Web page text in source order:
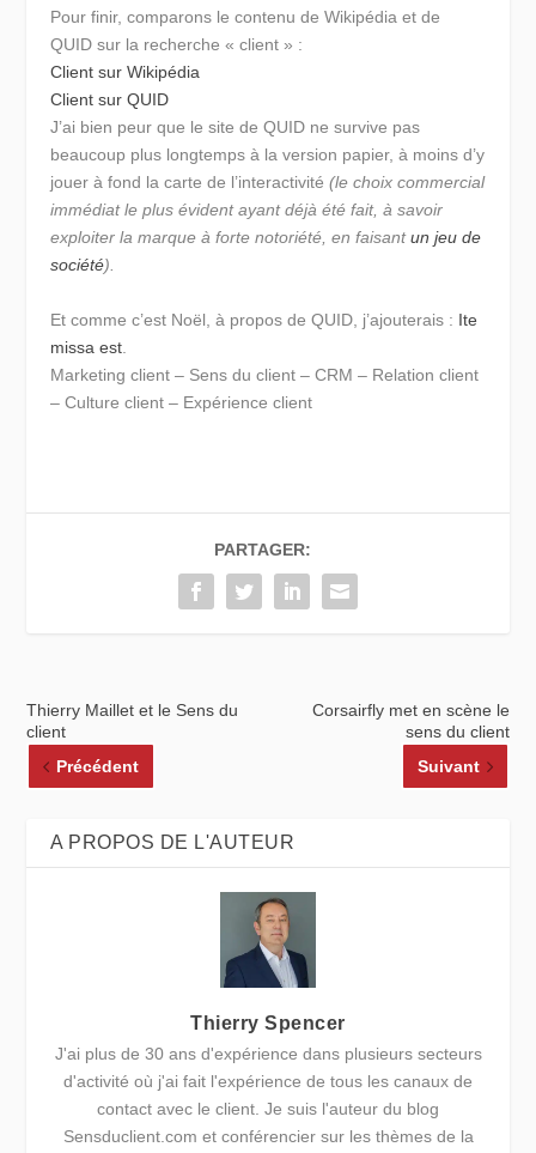
Pour finir, comparons le contenu de Wikipédia et de
QUID sur la recherche « client » :
Client sur Wikipédia
Client sur QUID
J’ai bien peur que le site de QUID ne survive pas
beaucoup plus longtemps à la version papier, à moins d’y
jouer à fond la carte de l’interactivité(le choix commercial
immédiat le plus évident ayant déjà été fait, à savoir
exploiter la marque à forte notoriété, en faisantun jeu de
société).
Et comme c’est Noël, à propos de QUID, j’ajouterais : Ite
missa est
Marketing client – Sens du client – CRM – Relation client
– Culture client – Expérience client
PARTAGER:
Thierry Maillet et le Sens du
client
Précédent
Corsairfly met en scène le
sens du client
Suivant
A PROPOS DE L'AUTEUR
Thierry Spencer
J'ai plus de 30 ans d'expérience dans plusieurs secteurs
d'activité où j'ai fait l'expérience de tous les canaux de
contact avec le client. Je suis l'auteur du blog
Sensduclient.com et conférencier sur les thèmes de la